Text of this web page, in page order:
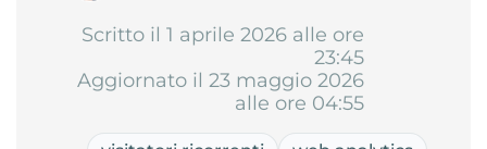
Scritto il 1 aprile 2026 alle ore
23:45
Aggiornato il 23 maggio 2026
alle ore 04:55